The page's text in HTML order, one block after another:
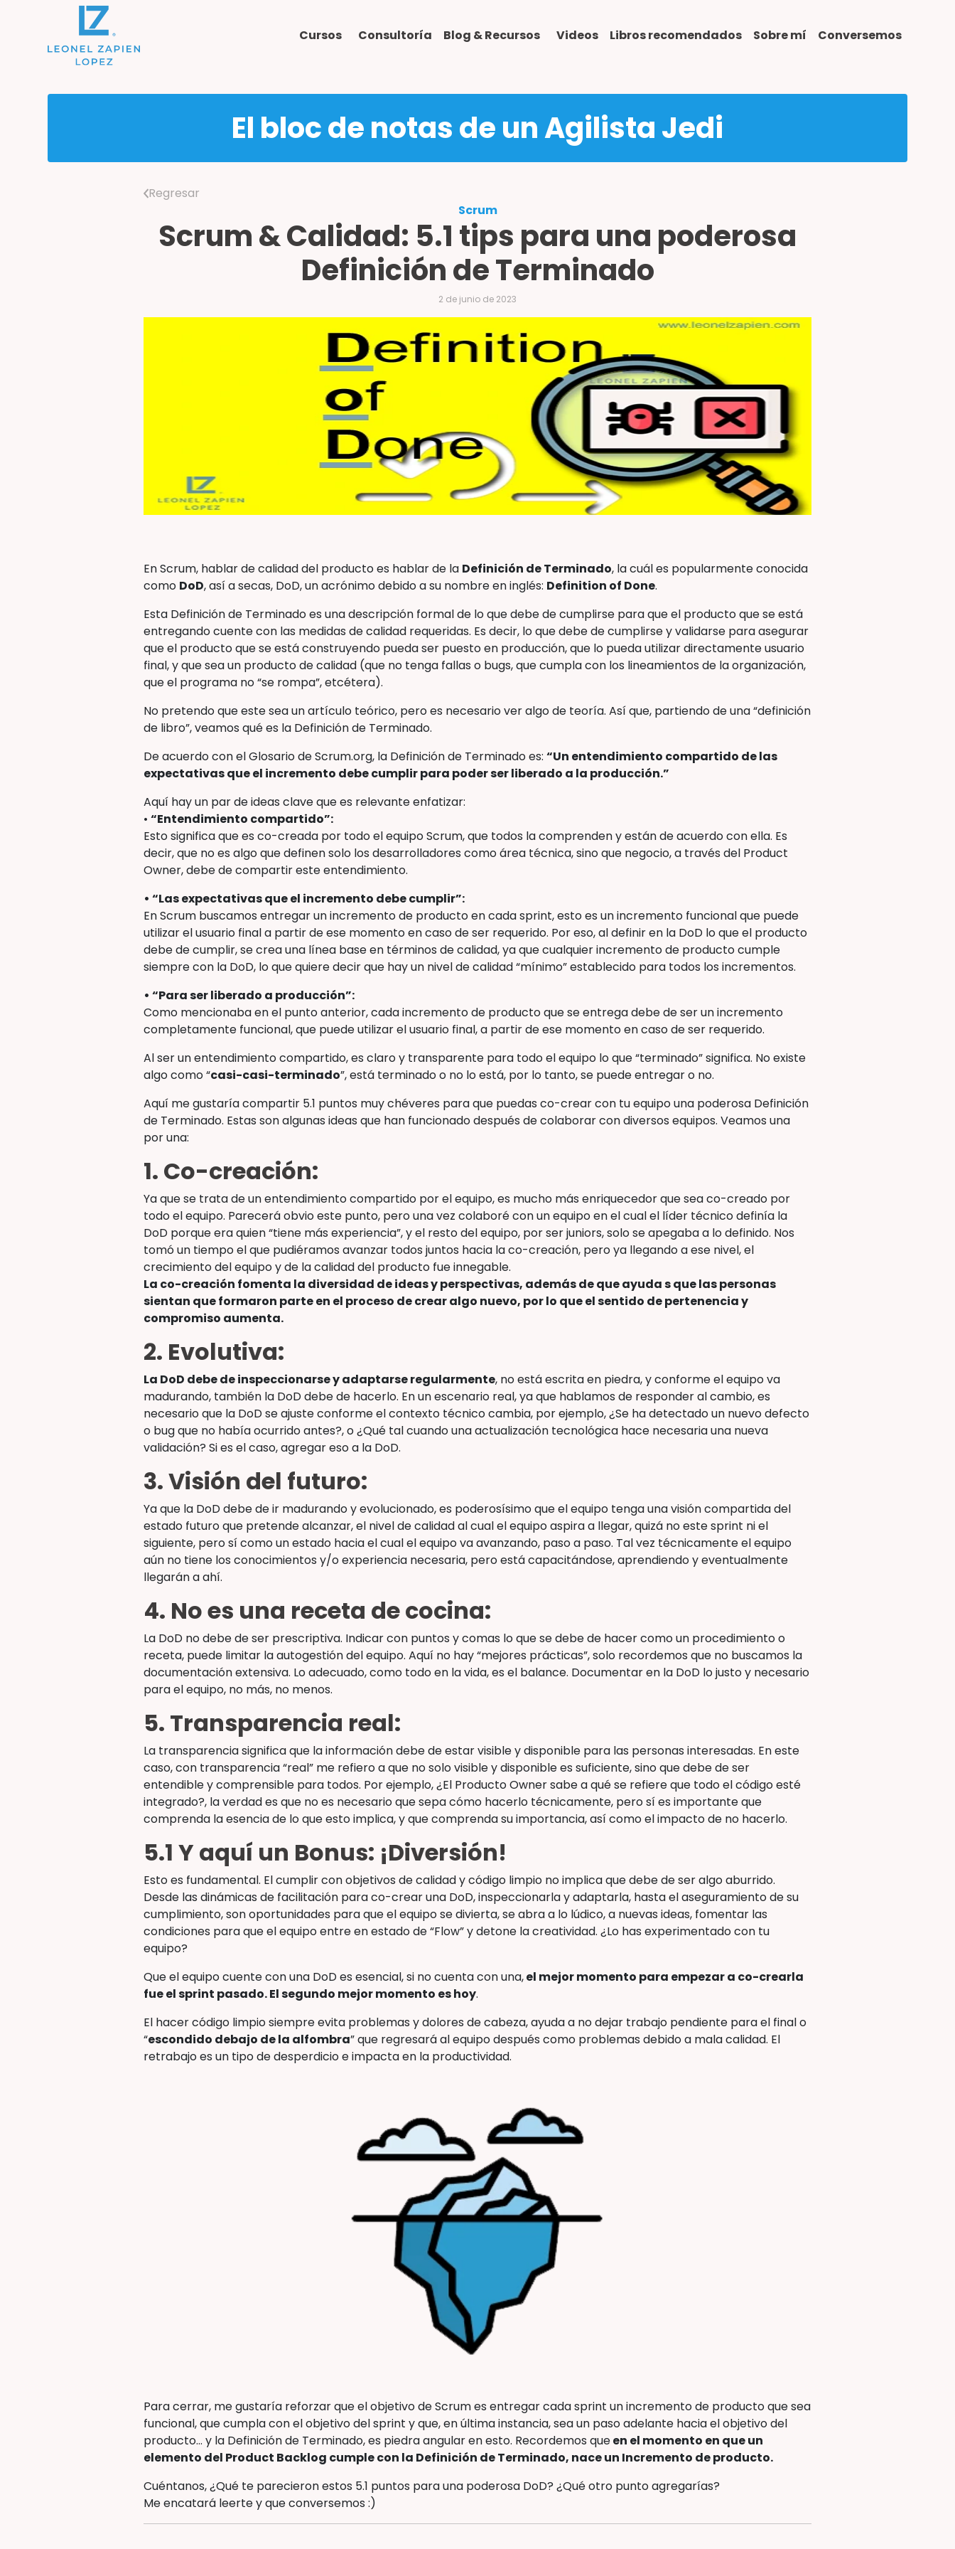
Cursos Consultoría Blog & Recursos Videos Libros recomendados Sobre mí Conversemos
El bloc de notas de un Agilista Jedi
Regresar
Scrum
Scrum & Calidad: 5.1 tips para una poderosa
Definición de Terminado
2 de junio de 2023
En Scrum, hablar de calidad del producto es hablar de la Definición de Terminado, la cuál es popularmente conocida
como DoD, así a secas, DoD, un acrónimo debido a su nombre en inglés: Definition of Done.
Esta Definición de Terminado es una descripción formal de lo que debe de cumplirse para que el producto que se está
entregando cuente con las medidas de calidad requeridas. Es decir, lo que debe de cumplirse y validarse para asegurar
que el producto que se está construyendo pueda ser puesto en producción, que lo pueda utilizar directamente usuario
final, y que sea un producto de calidad (que no tenga fallas o bugs, que cumpla con los lineamientos de la organización,
que el programa no “se rompa”, etcétera).
No pretendo que este sea un artículo teórico, pero es necesario ver algo de teoría. Así que, partiendo de una “definición
de libro”, veamos qué es la Definición de Terminado.
De acuerdo con el Glosario de Scrum.org, la Definición de Terminado es: “Un entendimiento compartido de las
expectativas que el incremento debe cumplir para poder ser liberado a la producción.”
Aquí hay un par de ideas clave que es relevante enfatizar:
• “Entendimiento compartido”:
Esto significa que es co-creada por todo el equipo Scrum, que todos la comprenden y están de acuerdo con ella. Es
decir, que no es algo que definen solo los desarrolladores como área técnica, sino que negocio, a través del Product
Owner, debe de compartir este entendimiento.
• “Las expectativas que el incremento debe cumplir”:
En Scrum buscamos entregar un incremento de producto en cada sprint, esto es un incremento funcional que puede
utilizar el usuario final a partir de ese momento en caso de ser requerido. Por eso, al definir en la DoD lo que el producto
debe de cumplir, se crea una línea base en términos de calidad, ya que cualquier incremento de producto cumple
siempre con la DoD, lo que quiere decir que hay un nivel de calidad “mínimo” establecido para todos los incrementos.
• “Para ser liberado a producción”:
Como mencionaba en el punto anterior, cada incremento de producto que se entrega debe de ser un incremento
completamente funcional, que puede utilizar el usuario final, a partir de ese momento en caso de ser requerido.
Al ser un entendimiento compartido, es claro y transparente para todo el equipo lo que “terminado” significa. No existe
algo como “casi-casi-terminado”, está terminado o no lo está, por lo tanto, se puede entregar o no.
Aquí me gustaría compartir 5.1 puntos muy chéveres para que puedas co-crear con tu equipo una poderosa Definición
de Terminado. Estas son algunas ideas que han funcionado después de colaborar con diversos equipos. Veamos una
por una:
1. Co-creación:
Ya que se trata de un entendimiento compartido por el equipo, es mucho más enriquecedor que sea co-creado por
todo el equipo. Parecerá obvio este punto, pero una vez colaboré con un equipo en el cual el líder técnico definía la
DoD porque era quien “tiene más experiencia”, y el resto del equipo, por ser juniors, solo se apegaba a lo definido. Nos
tomó un tiempo el que pudiéramos avanzar todos juntos hacia la co-creación, pero ya llegando a ese nivel, el
crecimiento del equipo y de la calidad del producto fue innegable.
La co-creación fomenta la diversidad de ideas y perspectivas, además de que ayuda s que las personas
sientan que formaron parte en el proceso de crear algo nuevo, por lo que el sentido de pertenencia y
compromiso aumenta.
2. Evolutiva:
La DoD debe de inspeccionarse y adaptarse regularmente, no está escrita en piedra, y conforme el equipo va
madurando, también la DoD debe de hacerlo. En un escenario real, ya que hablamos de responder al cambio, es
necesario que la DoD se ajuste conforme el contexto técnico cambia, por ejemplo, ¿Se ha detectado un nuevo defecto
o bug que no había ocurrido antes?, o ¿Qué tal cuando una actualización tecnológica hace necesaria una nueva
validación? Si es el caso, agregar eso a la DoD.
3. Visión del futuro:
Ya que la DoD debe de ir madurando y evolucionado, es poderosísimo que el equipo tenga una visión compartida del
estado futuro que pretende alcanzar, el nivel de calidad al cual el equipo aspira a llegar, quizá no este sprint ni el
siguiente, pero sí como un estado hacia el cual el equipo va avanzando, paso a paso. Tal vez técnicamente el equipo
aún no tiene los conocimientos y/o experiencia necesaria, pero está capacitándose, aprendiendo y eventualmente
llegarán a ahí.
4. No es una receta de cocina:
La DoD no debe de ser prescriptiva. Indicar con puntos y comas lo que se debe de hacer como un procedimiento o
receta, puede limitar la autogestión del equipo. Aquí no hay “mejores prácticas”, solo recordemos que no buscamos la
documentación extensiva. Lo adecuado, como todo en la vida, es el balance. Documentar en la DoD lo justo y necesario
para el equipo, no más, no menos.
5. Transparencia real:
La transparencia significa que la información debe de estar visible y disponible para las personas interesadas. En este
caso, con transparencia “real” me refiero a que no solo visible y disponible es suficiente, sino que debe de ser
entendible y comprensible para todos. Por ejemplo, ¿El Producto Owner sabe a qué se refiere que todo el código esté
integrado?, la verdad es que no es necesario que sepa cómo hacerlo técnicamente, pero sí es importante que
comprenda la esencia de lo que esto implica, y que comprenda su importancia, así como el impacto de no hacerlo.
5.1 Y aquí un Bonus: ¡Diversión!
Esto es fundamental. El cumplir con objetivos de calidad y código limpio no implica que debe de ser algo aburrido.
Desde las dinámicas de facilitación para co-crear una DoD, inspeccionarla y adaptarla, hasta el aseguramiento de su
cumplimiento, son oportunidades para que el equipo se divierta, se abra a lo lúdico, a nuevas ideas, fomentar las
condiciones para que el equipo entre en estado de “Flow” y detone la creatividad. ¿Lo has experimentado con tu
equipo?
Que el equipo cuente con una DoD es esencial, si no cuenta con una,el mejor momento para empezar a co-crearla
fue el sprint pasado. El segundo mejor momento es hoy.
El hacer código limpio siempre evita problemas y dolores de cabeza, ayuda a no dejar trabajo pendiente para el final o
“escondido debajo de la alfombra” que regresará al equipo después como problemas debido a mala calidad. El
retrabajo es un tipo de desperdicio e impacta en la productividad.
Para cerrar, me gustaría reforzar que el objetivo de Scrum es entregar cada sprint un incremento de producto que sea
funcional, que cumpla con el objetivo del sprint y que, en última instancia, sea un paso adelante hacia el objetivo del
producto… y la Definición de Terminado, es piedra angular en esto. Recordemos queen el momento en que un
elemento del Product Backlog cumple con la Definición de Terminado, nace un Incremento de producto.
Cuéntanos, ¿Qué te parecieron estos 5.1 puntos para una poderosa DoD? ¿Qué otro punto agregarías?
Me encatará leerte y que conversemos :)